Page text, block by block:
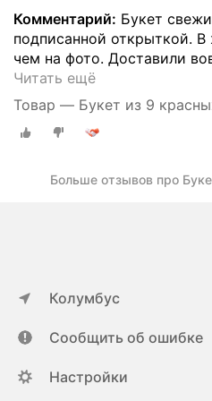
Комментарий: Букет
подписанной открыткой.
чем на фото. Доставили
Читать ещё
Товар — Букет из 9
Больше отзывов про
Колумбус
Сообщить об ошибке
Настройки